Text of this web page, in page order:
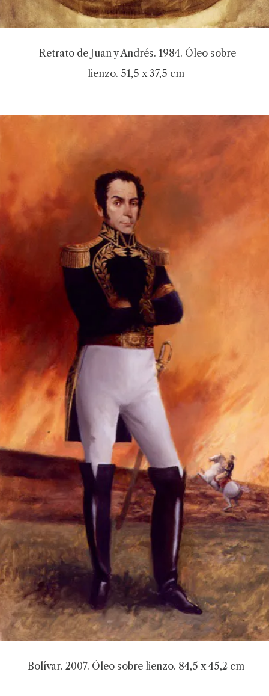
Retrato de Juan y Andrés. 1984. Óleo sobre
lienzo. 51,5 x 37,5 cm
Bolívar. 2007. Óleo sobre lienzo. 84,5 x 45,2 cm